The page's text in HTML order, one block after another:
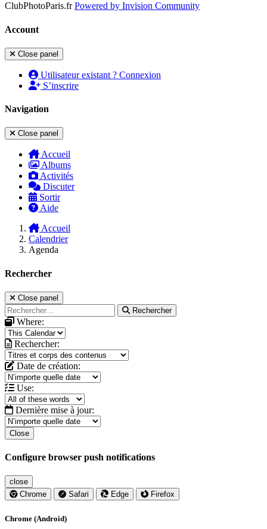
ClubPhotoParis.fr Powered by Invision Community
Account
Close panel
Utilisateur existant ? Connexion
S’inscrire
Navigation
Close panel
Accueil
Albums
Activités
Discuter
Sortir
Aide
Accueil
Calendrier
Agenda
Rechercher
Close panel
Rechercher
Where:
Rechercher:
Date de création:
Use:
Dernière mise à jour:
Close
Configure browser push notifications
close
Chrome
Safari Edge Firefox
Chrome (Android)